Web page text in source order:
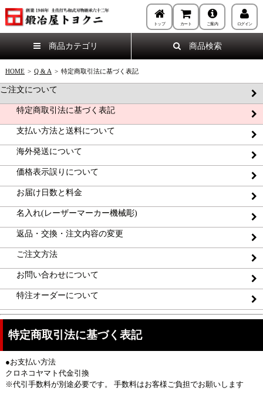
トップ カート ご案内 ログイン
商品カテゴリ 商品検索
HOME > Q & A > 特定商取引法に基づく表記
ご注文について
特定商取引法に基づく表記
支払い方法と送料について
海外発送について
価格表示誤りについて
お届け日数と料金
名入れ(レーザーマーカー機械彫)
返品・交換・注文内容の変更
ご注文方法
お問い合わせについて
特注オーダーについて
特定商取引法に基づく表記
●お支払い方法
クロネコヤマト代金引換
※代引手数料が別途必要です。 手数料はお客様ご負担でお願いします